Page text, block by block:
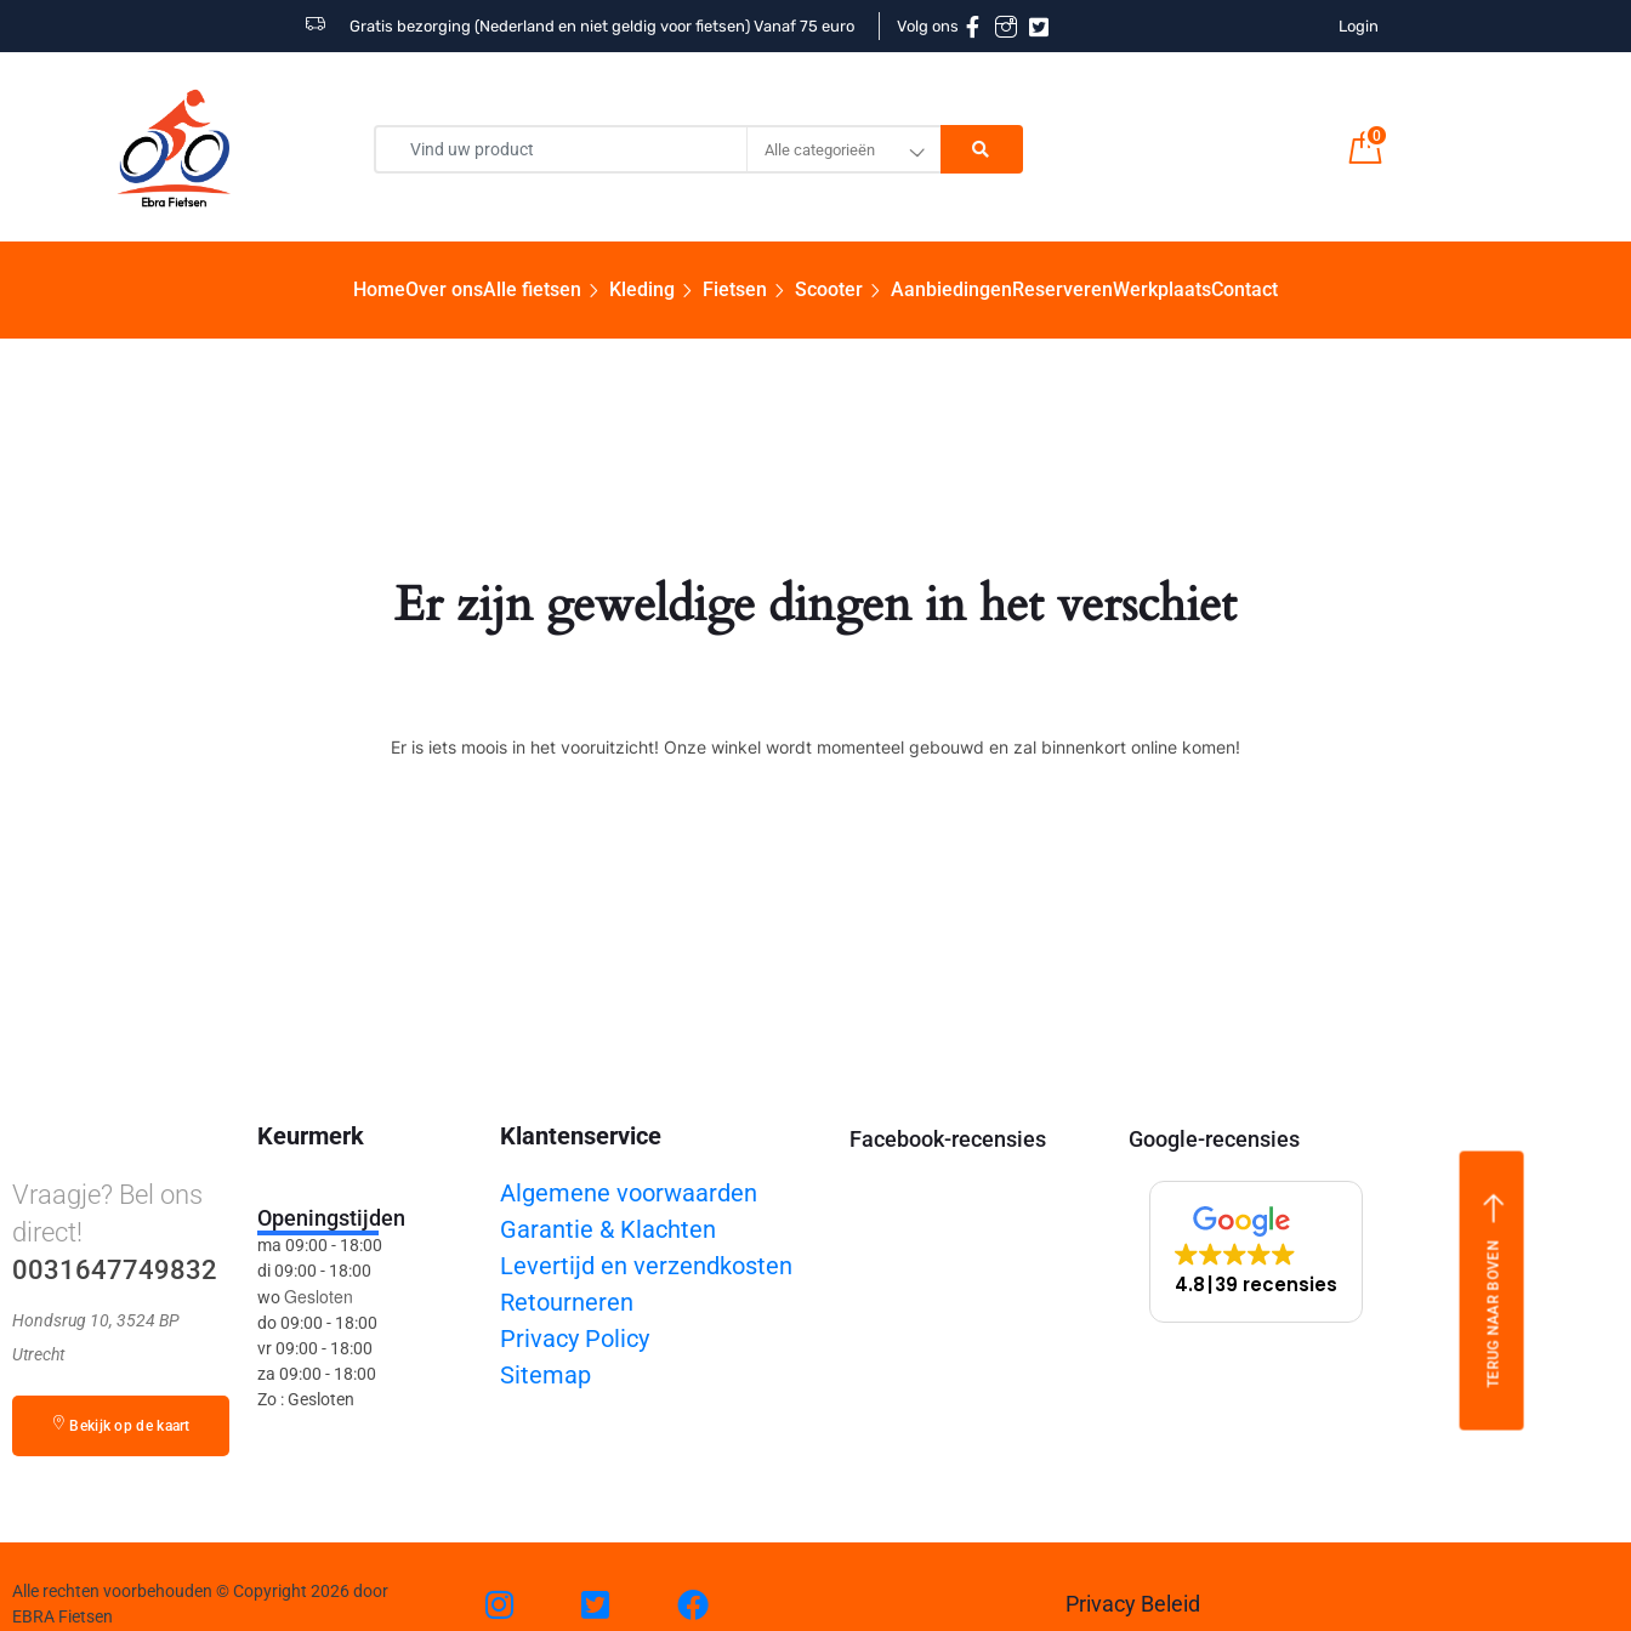
Gratis bezorging (Nederland en niet geldig voor fietsen) Vanaf 75 euro Volg ons Login
Alle categorieën
0
HomeOver onsAlle fietsen Kleding Fietsen Scooter AanbiedingenReserverenWerkplaatsContact
Er zijn geweldige dingen in het verschiet
Er is iets moois in het vooruitzicht! Onze winkel wordt momenteel gebouwd en zal binnenkort online komen!
Vraagje? Bel ons
direct!
0031647749832
Hondsrug 10, 3524 BP
Utrecht
Bekijk op de kaart
Keurmerk
Openingstijden
ma 09:00 - 18:00
di 09:00 - 18:00
woGesloten
do 09:00 - 18:00
vr 09:00 - 18:00
za 09:00 - 18:00
Zo : Gesloten
Klantenservice
Algemene voorwaarden
Garantie & Klachten
Levertijd en verzendkosten
Retourneren
Privacy Policy
Sitemap
Facebook-recensies Google-recensies
4.8 39 recensies TERUG NAAR BOVEN
Alle rechten voorbehouden © Copyright 2026 door
EBRA Fietsen
Privacy Beleid